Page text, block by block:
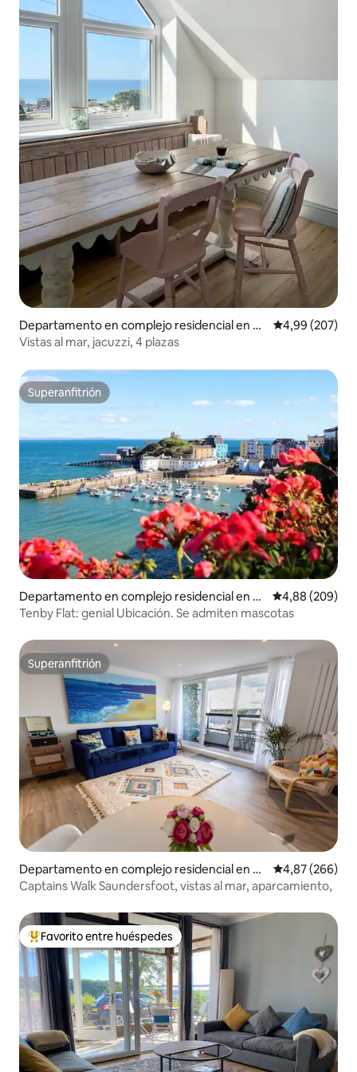
Departamento en complejo residencial en Pe
ndine
Calificación
4,99 (207)
Vistas al mar, jacuzzi, 4 plazas
Superanfitrión
Superanfitrión
Departamento en complejo residencial en Te
nby
Calificación
4,88 (209)
Tenby Flat: genial Ubicación. Se admiten mascotas
Superanfitrión
Superanfitrión
Departamento en complejo residencial en Sa
undersfoot
Calificación
4,87 (266)
Captains Walk Saundersfoot, vistas al mar, aparcamiento,
Favorito entre los huéspedes más destacados
Favorito entre huéspedes